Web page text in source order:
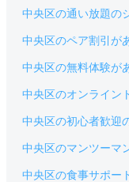
中央区の通い放題の
中央区のペア割引が
中央区の無料体験が
中央区のオンライン
中央区の初心者歓迎
中央区のマンツーマ
中央区の食事サポー